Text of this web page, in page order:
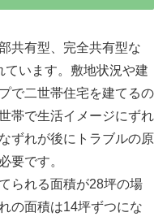
共有型、完全共有型な
ています。敷地状況や建
で二世帯住宅を建てるの
帯で生活イメージにずれ
ずれが後にトラブルの原
要です。
られる面積が28坪の場
の面積は14坪ずつにな